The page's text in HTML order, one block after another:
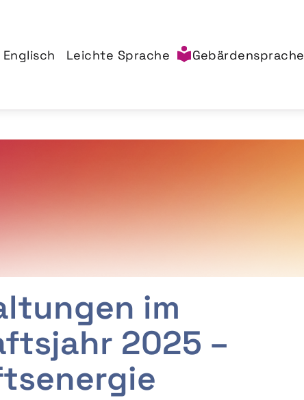
Englisch Leichte Sprache Gebärdensprache
im
2025 –